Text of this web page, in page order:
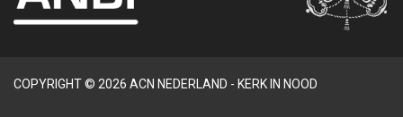
COPYRIGHT © 2026 ACN NEDERLAND - KERK IN NOOD